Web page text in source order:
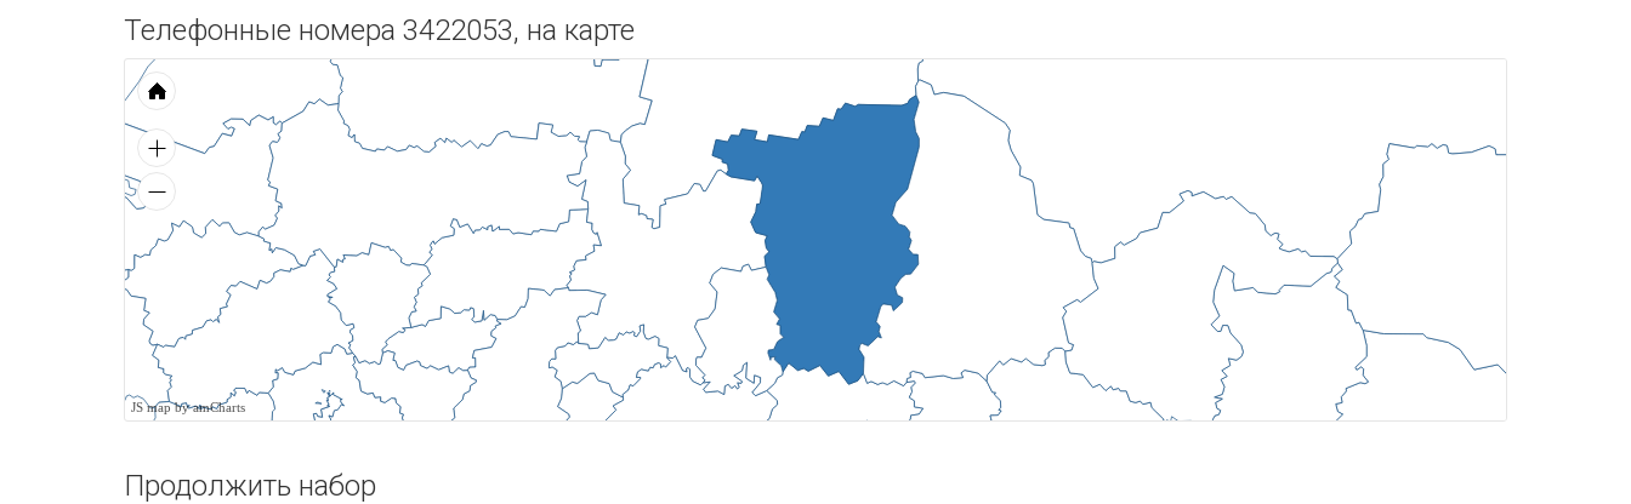
Телефонные номера 3422053, на карте
JS map by amCharts
Продолжить набор